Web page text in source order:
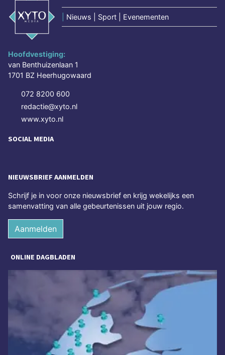
Nieuws | Sport | Evenementen
Hoofdvestiging:
van Benthuizenlaan 1
1701 BZ Heerhugowaard
072 8200 600
redactie@xyto.nl
www.xyto.nl
SOCIAL MEDIA
NIEUWSBRIEF AANMELDEN
Schrijf je in voor onze nieuwsbrief en krijg wekelijks een
samenvatting van alle gebeurtenissen uit jouw regio.
Aanmelden
ONLINE DAGBLADEN